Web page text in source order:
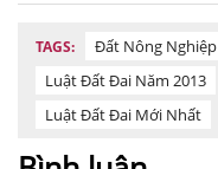
TAGS: Đất Nông Nghiệp
Luật Đất Đai Năm 2013
Luật Đất Đai Mới Nhất